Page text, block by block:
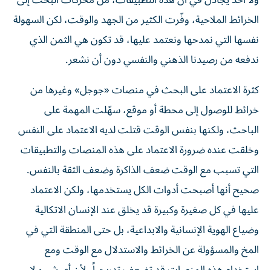
الخرائط الملاحية، وفّرت الكثير من الجهد والوقت، لكن السهولة
نفسها التي نمدحها ونعتمد عليها، قد تكون هي الثمن الذي
ندفعه من رصيدنا الذهني والنفسي دون أن نشعر.
كثرة الاعتماد على البحث في منصات «جوجل» وغيرها من
خرائط للوصول إلى محطة أو موقع، سهّلت المهمة على
الباحث، ولكنها بنفس الوقت قتلت لديه الاعتماد على النفس
وخلقت عنده ضرورة الاعتماد على هذه المنصات والتطبيقات
التي تسبب مع الوقت ضعف الذاكرة وضعف الثقة بالنفس.
صحيح أنها أصبحت أدوات الكل يستخدمها، ولكن الاعتماد
عليها في كل صغيرة وكبيرة قد يخلق عند الإنسان الاتكالية
وضياع الهوية الإنسانية والابداعية، بل حتى المنطقة التي في
المخ والمسؤولة عن الخرائط والاستدلال مع الوقت ومع